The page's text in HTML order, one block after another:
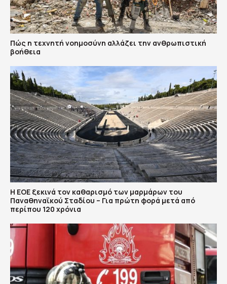
Πώς η τεχνητή νοημοσύνη αλλάζει την ανθρωπιστική
βοήθεια
Η ΕΟΕ ξεκινά τον καθαρισμό των μαρμάρων του
Παναθηναϊκού Σταδίου – Για πρώτη φορά μετά από
περίπου 120 χρόνια